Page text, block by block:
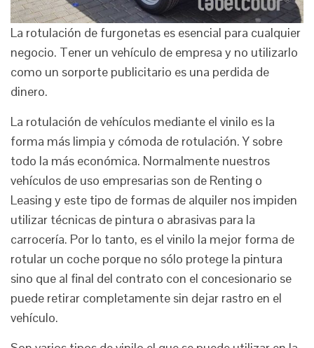
La rotulación de furgonetas es esencial para cualquier
negocio. Tener un vehículo de empresa y no utilizarlo
como un sorporte publicitario es una perdida de
dinero.
La rotulación de vehículos mediante el vinilo es la
forma más limpia y cómoda de rotulación. Y sobre
todo la más económica. Normalmente nuestros
vehículos de uso empresarias son de Renting o
Leasing y este tipo de formas de alquiler nos impiden
utilizar técnicas de pintura o abrasivas para la
carrocería. Por lo tanto, es el vinilo la mejor forma de
rotular un coche porque no sólo protege la pintura
sino que al final del contrato con el concesionario se
puede retirar completamente sin dejar rastro en el
vehículo.